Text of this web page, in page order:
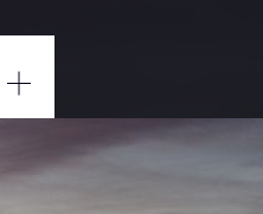
/
Fermer